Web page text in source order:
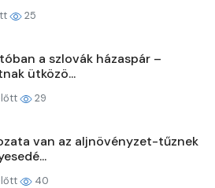
25
a szlovák házaspár –
ütközö...
29
van az aljnövényzet-tűznek
40